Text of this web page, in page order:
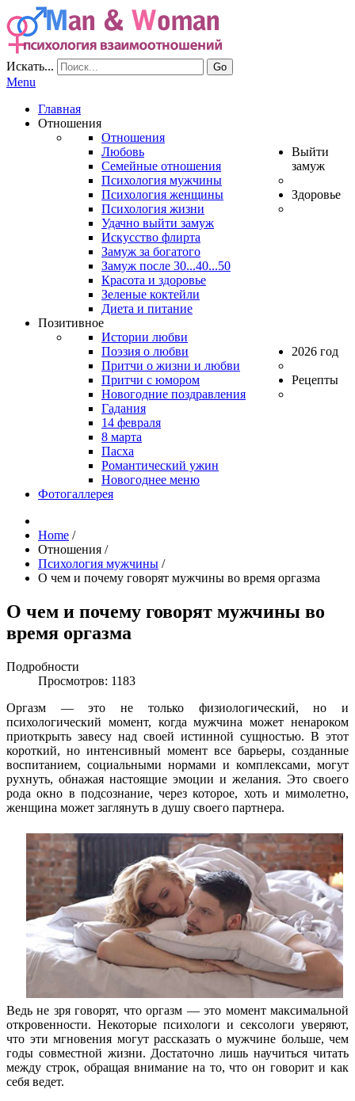
Искать... Go
Menu
Главная
Отношения
Отношения
Любовь
Семейные отношения
Психология мужчины
Психология женщины
Психология жизни
Выйти
замуж
Удачно выйти замуж
Искусство флирта
Замуж за богатого
Замуж после 30...40...50
Здоровье
Красота и здоровье
Зеленые коктейли
Диета и питание
Позитивное
Истории любви
Поэзия о любви
Притчи о жизни и любви
Притчи с юмором
2026 год
Новогодние поздравления
Гадания
14 февраля
8 марта
Рецепты
Пасха
Романтический ужин
Новогоднее меню
Фотогаллерея
Home /
Отношения /
Психология мужчины /
О чем и почему говорят мужчины во время оргазма
О чем и почему говорят мужчины во
время оргазма
Подробности
Просмотров: 1183
Оргазм — это не только физиологический, но и
психологический момент, когда мужчина может ненароком
приоткрыть завесу над своей истинной сущностью. В этот
короткий, но интенсивный момент все барьеры, созданные
воспитанием, социальными нормами и комплексами, могут
рухнуть, обнажая настоящие эмоции и желания. Это своего
рода окно в подсознание, через которое, хоть и мимолетно,
женщина может заглянуть в душу своего партнера.
Ведь не зря говорят, что оргазм — это момент максимальной
откровенности. Некоторые психологи и сексологи уверяют,
что эти мгновения могут рассказать о мужчине больше, чем
годы совместной жизни. Достаточно лишь научиться читать
между строк, обращая внимание на то, что он говорит и как
себя ведет.